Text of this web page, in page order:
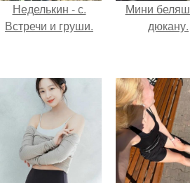
Неделькин - с.
Встречи и груши.
Мини
дюкану.